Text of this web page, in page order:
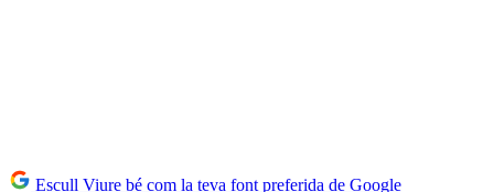
Escull Viure bé com la teva font preferida de Google